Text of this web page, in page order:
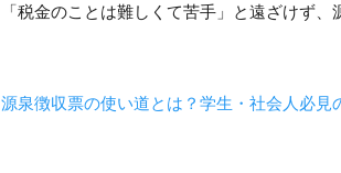
「税金のことは難しくて苦手」と遠ざけず
源泉徴収票の使い道とは？学生・社会人必見